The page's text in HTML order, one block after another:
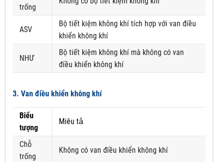
trống
ASV
Bộ tiết kiệm không khí tích hợp với van điều
khiển không khí
NHƯ
Bộ tiết kiệm không khí mà không có van
điều khiển không khí
3. Van điều khiển không khí
Biểu
tượng
Miêu tả
Chỗ
trống
Không có van điều khiển không khí